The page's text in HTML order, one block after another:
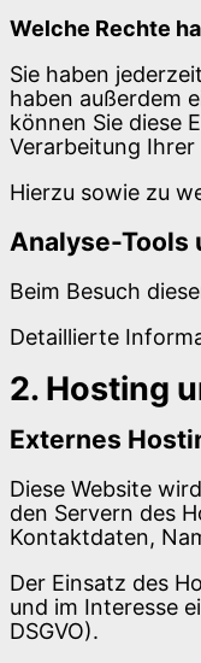
Welche Rechte
Sie haben
haben außerdem
können Sie diese
Verarbeitung
Hierzu sowie zu
Analyse-Tools
Beim Besuch
Detaillierte
2. Hosting
Externes
Diese Website
den Servern des
Kontaktdaten,
Der Einsatz des
und im Interesse
DSGVO).